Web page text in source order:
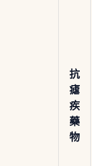
抗
瘧
疾
藥
物